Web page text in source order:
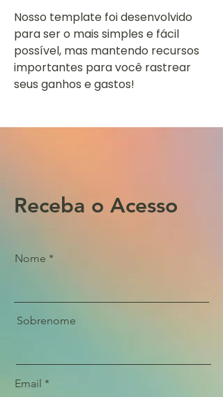
Nosso template foi desenvolvido
para ser o mais simples e fácil
possível, mas mantendo recursos
importantes para você rastrear
seus ganhos e gastos!
Receba o Acesso
Nome
Sobrenome
Email